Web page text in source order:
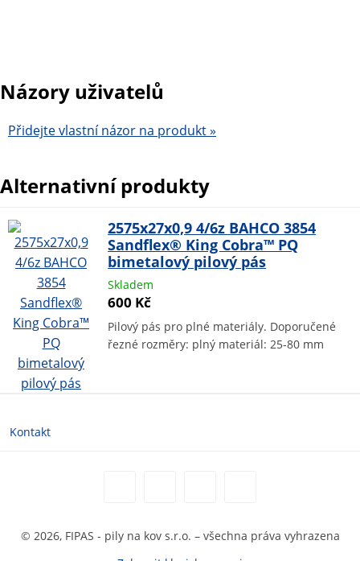
Názory uživatelů
Přidejte vlastní názor na produkt »
Alternativní produkty
2575x27x0,9 4/6z BAHCO 3854
Sandflex® King Cobra™ PQ
bimetalový pilový pás
Skladem
600 Kč
Pilový pás pro plné materiály. Doporučené
řezné rozměry: plný materiál: 25-80 mm
Kontakt
© 2026, FIPAS - pily na kov s.r.o. – všechna práva vyhrazena